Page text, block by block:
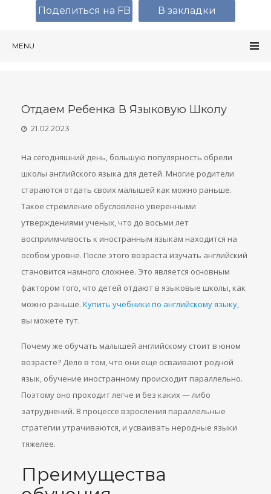
MENU
Отдаем Ребенка В Языковую Школу
21.02.2023
На сегодняшний день, большую популярность обрели
школы английского языка для детей. Многие родители
стараются отдать своих малышей как можно раньше.
Такое стремление обусловлено уверенными
утверждениями ученых, что до восьми лет
восприимчивость к иностранным языкам находится на
особом уровне. После этого возраста изучать английский
становится намного сложнее. Это является основным
фактором того, что детей отдают в языковые школы, как
можно раньше. Купить учебники по английскому языку,
вы можете тут.
Почему же обучать малышей английскому стоит в юном
возрасте? Дело в том, что они еще осваивают родной
язык, обучение иностранному происходит параллельно.
Поэтому оно проходит легче и без каких — либо
затруднений. В процессе взросления параллельные
стратегии утрачиваются, и усваивать неродные языки
тяжелее.
Преимущества
Поделиться на FB В закладки